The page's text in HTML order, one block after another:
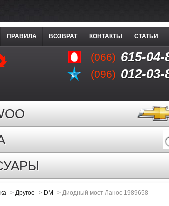
(066) 615-04-
(096) 012-03-
ПРАВИЛА ВОЗВРАТ КОНТАКТЫ СТАТЬИ
> Другое > DM > Диодный мост Ланос 1989658